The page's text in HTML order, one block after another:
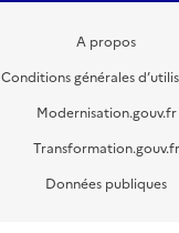
A propos
Conditions générales
Modernisation.gouv.fr
Transformation.gouv.fr
Données publiques